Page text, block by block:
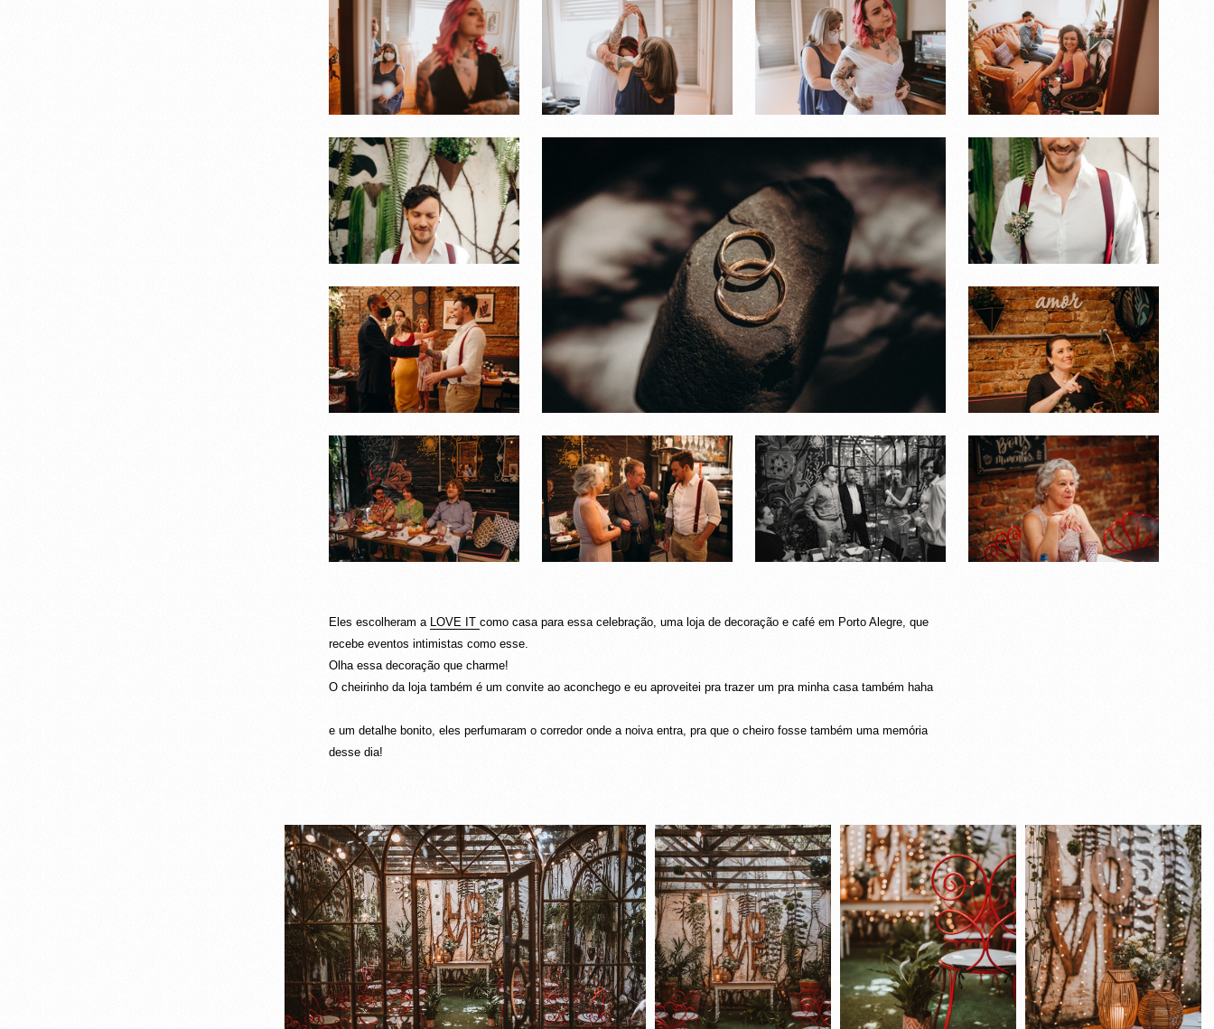
Eles escolheram a LOVE ITcomo casa para essa celebração, uma loja de decoração e café em Porto Alegre, que
recebe eventos intimistas como esse.
Olha essa decoração que charme!
O cheirinho da loja também é um convite ao aconchego e eu aproveitei pra trazer um pra minha casa também haha
e um detalhe bonito, eles perfumaram o corredor onde a noiva entra, pra que o cheiro fosse também uma memória
desse dia!